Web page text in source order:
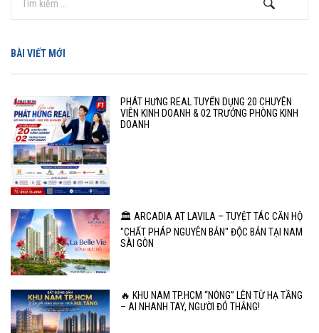
BÀI VIẾT MỚI
PHÁT HƯNG REAL TUYỂN DỤNG 20 CHUYÊN
VIÊN KINH DOANH & 02 TRƯỞNG PHÒNG KINH
DOANH
🏛️ ARCADIA AT LAVILA – TUYỆT TÁC CĂN HỘ
"CHẤT PHÁP NGUYÊN BẢN" ĐỘC BẢN TẠI NAM
SÀI GÒN
🔥 KHU NAM TP.HCM “NÓNG” LÊN TỪ HẠ TẦNG
– AI NHANH TAY, NGƯỜI ĐÓ THẮNG!